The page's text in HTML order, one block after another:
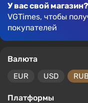
У вас свой магазин?
VGTimes, чтобы
покупателей
Валюта
EUR USD
Платформы